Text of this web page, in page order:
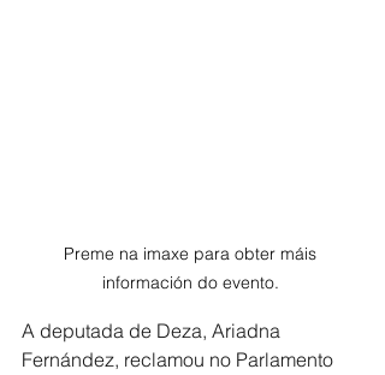
Preme na imaxe para obter máis
información do evento.
A deputada de Deza, Ariadna
Fernández, reclamou no Parlamento